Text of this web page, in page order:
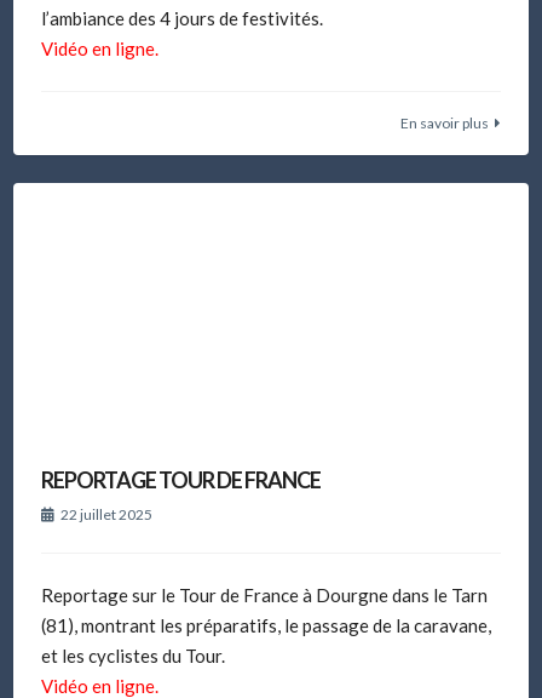
l’ambiance des 4 jours de festivités.
Vidéo en ligne.
En savoir plus
REPORTAGE TOUR DE FRANCE
22 juillet 2025
Reportage sur le Tour de France à Dourgne dans le Tarn
(81), montrant les préparatifs, le passage de la caravane,
et les cyclistes du Tour.
Vidéo en ligne.